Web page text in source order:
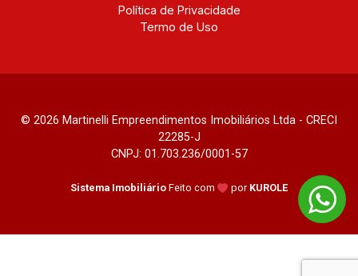
Cedro, Dinamarca, Portes du Soleil, Solo,
Cambuí, Philadelphia, Victória Hill, San Pierre,
Alto da Boa Vista | Ribeirão Preto
Política de Privacidade
Termo de Uso
© 2026 Martinelli Empreendimentos Imobiliários Ltda - CRECI
22285-J
CNPJ: 01.703.236/0001-57
Sistema Imobiliário Feito com por KUROLE